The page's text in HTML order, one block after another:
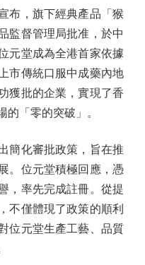
，旗下經典產品「猴
監督管理局批准，於中
元堂成為全港首家依據
市傳統口服中成藥內地
獲批的企業，實現了香
的「零的突破」。
化審批政策，旨在推
。位元堂積極回應，憑
，率先完成註冊。從提
不僅體現了政策的順利
位元堂生產工藝、品質